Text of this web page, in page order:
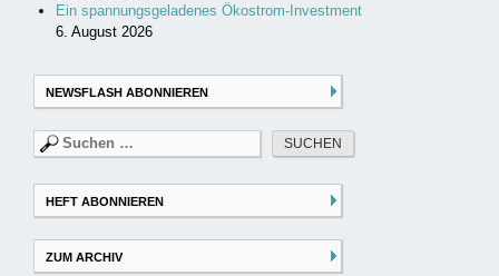
Ein spannungsgeladenes Ökostrom-Investment
6. August 2026
NEWSFLASH ABONNIEREN
Suchen
nach:
HEFT ABONNIEREN
ZUM ARCHIV